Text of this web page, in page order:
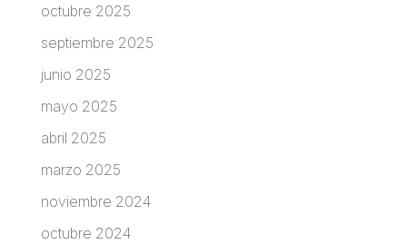
octubre 2025
septiembre 2025
junio 2025
mayo 2025
abril 2025
marzo 2025
noviembre 2024
octubre 2024